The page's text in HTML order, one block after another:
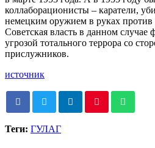
коллаборационисты – каратели,
немецким оружием в руках против
Советская власть в данном случае
угрозой тотального террора со
прислужников.
источник
Теги: ГУЛАГ